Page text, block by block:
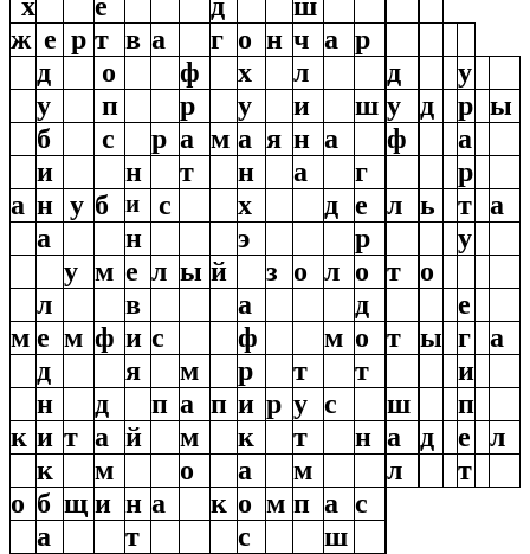
ж е р т в а г о н ч а р
д
о ф х л д
у
у
п р у и ш у д р ы
б
с р а м а я н а ф
а
и
н т н а г
р
а н у б и с х д е л ь т а
а
н э р
у
у м е л ы й з о л о т
о
л
в а д
е
м е м ф и с ф м о т ы г
а
д
я м р т т
и
н
д п а п и р у с ш
п
к и т а й м к т н а д е
л
к
м о а м л
т
о б щ и н а к о м п а с
а
т с ш